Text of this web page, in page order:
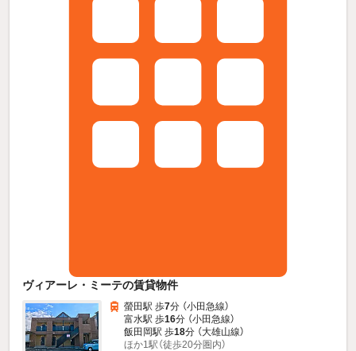
ヴィアーレ・ミーテの賃貸物件
螢田駅 歩7分 （小田急線）
富水駅 歩16分 （小田急線）
飯田岡駅 歩18分 （大雄山線）
ほか1駅（徒歩20分圏内）